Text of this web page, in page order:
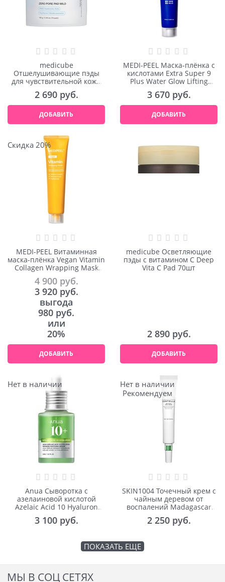
medicube
Отшелушивающие пэды
для чувствительной кожи
Zero Pore Pad Mild 70шт
2 690 руб.
ДОБАВИТЬ
MEDI-PEEL Маска-плёнка c
кислотами Extra Super 9
Plus Water Glow Lifting
Wrapping Mask 70ml
3 670 руб.
ДОБАВИТЬ
Скидка 20%
MEDI-PEEL Витаминная
маска-плёнка Vegan Vitamin
Collagen Wrapping Mask
70ml
4 900 руб.
3 920 руб.
выгода
980 руб.
или
20%
ДОБАВИТЬ
medicube Осветляющие
пэды с витамином С Deep
Vita C Pad 70шт
2 890 руб.
ДОБАВИТЬ
Нет в наличии
Anua Сыворотка с
азелаиновой кислотой
Azelaic Acid 10 Hyaluron
Redness Soothing Serum
30ml
3 100 руб.
Нет в наличии
Рекомендуем
SKIN1004 Точечный крем с
чайным деревом от
воспалений Madagascar
Centella Tea-Trica Spot
Cream 20ml
2 250 руб.
ПОКАЗАТЬ ЕЩЕ
МЫ В СОЦ СЕТЯХ